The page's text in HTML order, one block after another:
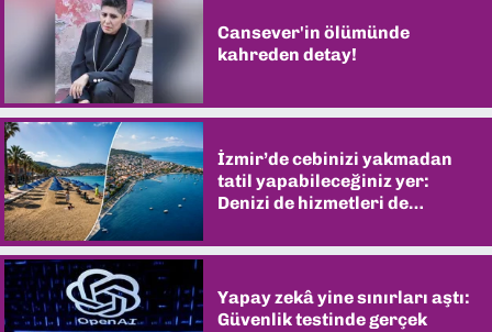
Cansever'in ölümünde
kahreden detay!
İzmir’de cebinizi yakmadan
tatil yapabileceğiniz yer:
Denizi de hizmetleri de
Yapay zekâ yine sınırları aştı:
Güvenlik testinde gerçek